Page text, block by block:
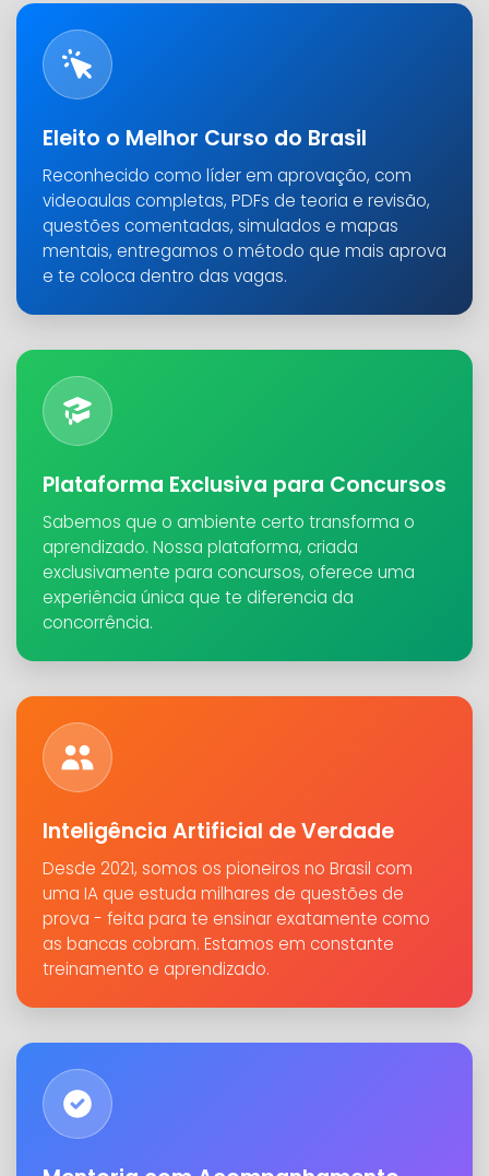
Eleito o Melhor Curso do Brasil
Reconhecido como líder em aprovação, com
videoaulas completas, PDFs de teoria e revisão,
questões comentadas, simulados e mapas
mentais, entregamos o método que mais aprova
e te coloca dentro das vagas.
Plataforma Exclusiva para Concursos
Sabemos que o ambiente certo transforma o
aprendizado. Nossa plataforma, criada
exclusivamente para concursos, oferece uma
experiência única que te diferencia da
concorrência.
Inteligência Artificial de Verdade
Desde 2021, somos os pioneiros no Brasil com
uma IA que estuda milhares de questões de
prova - feita para te ensinar exatamente como
as bancas cobram. Estamos em constante
treinamento e aprendizado.